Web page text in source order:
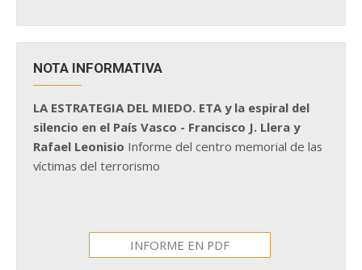
NOTA INFORMATIVA
LA ESTRATEGIA DEL MIEDO. ETA y la espiral del
silencio en el País Vasco - Francisco J. Llera y
Rafael Leonisio Informe del centro memorial de las
víctimas del terrorismo
INFORME EN PDF